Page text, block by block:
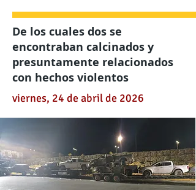
De los cuales dos se
encontraban calcinados y
presuntamente relacionados
con hechos violentos
viernes, 24 de abril de 2026